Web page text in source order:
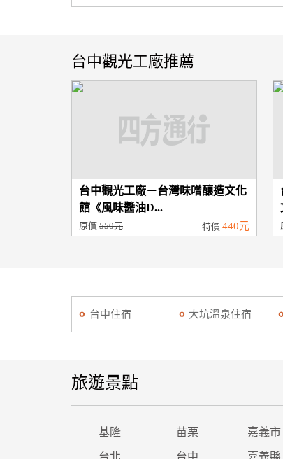
台中觀光工廠推薦
台中觀光工廠－台灣味噌釀造文化
館《風味醬油D...
原價 550元 特價 440元
台中住宿 大坑溫泉住宿
旅遊景點
基隆 苗栗 嘉義市
台北 台中 嘉義縣